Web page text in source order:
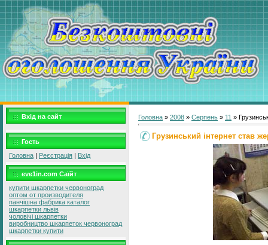
Вхід на сайт
Гость
Головна | Реєстрація | Вхід
eve1in.com Саїйт
купити шкарпетки червоноград
оптом от производителя
панчішна фабрика каталог
шкарпетки львів
чоловічі шкарпетки
виробництво шкарпеток червоноград
шкарпетки купити
Головна » 2008 » Серпень » 11 »
Грузинський інтернет став